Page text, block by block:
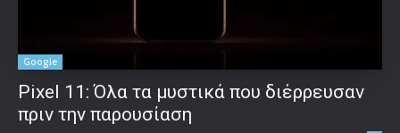
Google
Pixel 11: Όλα τα μυστικά που διέρρευσαν
πριν την παρουσίαση